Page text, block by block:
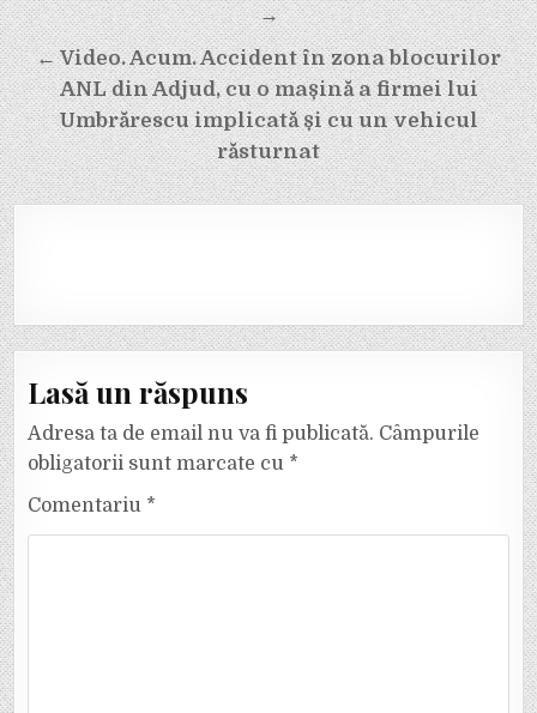
articole
→
← Video. Acum. Accident în zona blocurilor
ANL din Adjud, cu o mașină a firmei lui
Umbrărescu implicată și cu un vehicul
răsturnat
Lasă un răspuns
Adresa ta de email nu va fi publicată. Câmpurile
obligatorii sunt marcate cu *
Comentariu *